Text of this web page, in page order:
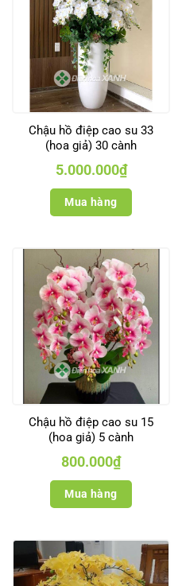
Chậu hồ điệp cao su 33
(hoa giả) 30 cành
5.000.000₫
Mua hàng
Chậu hồ điệp cao su 15
(hoa giả) 5 cành
800.000₫
Mua hàng